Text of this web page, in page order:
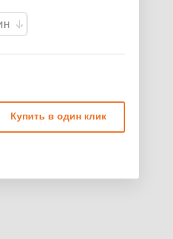
Купить в один клик